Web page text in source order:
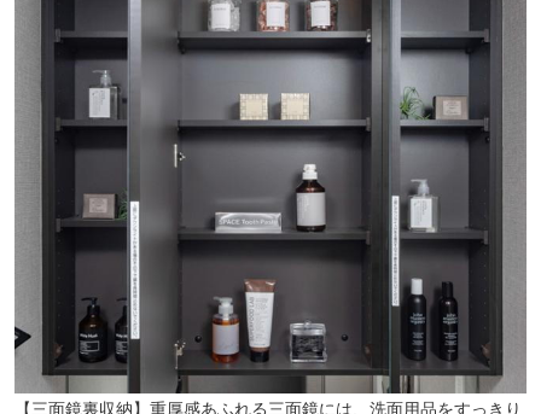
【三面鏡裏収納】重厚感あふれる三面鏡には、洗面用品をすっきり